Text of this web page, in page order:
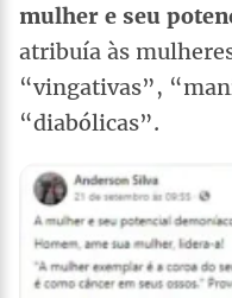
mulher e seu
atribuía às
“vingativas”,
“diabólicas”.